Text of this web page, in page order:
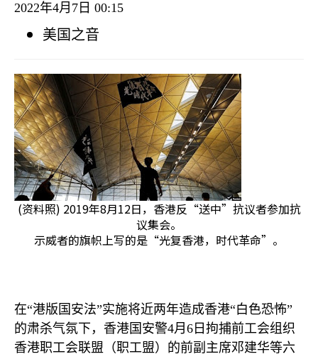
2022年4月 7 日 00:15
美国之音
(资料照) 2019年8月12日，香港反“送中”抗议者参加抗
议集会。
示威者的旗帜上写的是“光复香港，时代革命”。
在“港版国安法”实施将近两年造成香港“白色恐怖”
的肃杀气氛下，香港国安警4月 6 日拘捕前工会组织
香港职工会联盟（职工盟）的前副主席邓建华等六